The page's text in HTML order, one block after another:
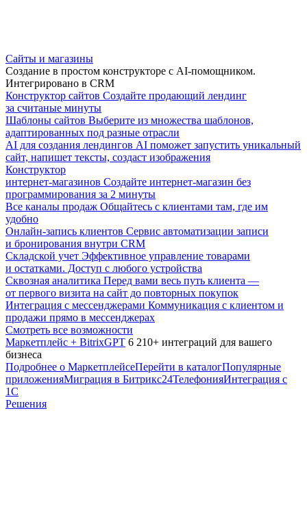
Сайты и магазины
Создание в простом конструкторе с AI-помощником.
Интегрировано в CRM
Конструктор сайтов Создайте продающий лендинг
за считаные минуты
Шаблоны сайтов Выберите из множества шаблонов,
адаптированных под разные отрасли
AI для создания лендингов AI поможет запустить уникальный
сайт, напишет тексты, создаст изображения
Конструктор
интернет-магазинов Создайте интернет-магазин без
программирования за 2 минуты
Все каналы продаж Общайтесь с клиентами там, где им
удобно
Онлайн-запись клиентов Сервис автоматизации записи
и бронирования внутри CRM
Складской учет Эффективное управление товарами
и остатками. Доступ с любого устройства
Сквозная аналитика Перед вами весь путь клиента —
от первого визита на сайт до повторных покупок
Интеграция с мессенджерами Коммуникация с клиентом и
продажи прямо в мессенджерах
Смотреть все возможности
Маркетплейс + BitrixGPT 6 210+ интеграций для вашего
бизнеса
Подробнее о МаркетплейсеПерейти в каталогПопулярные
приложенияМиграция в Битрикс24ТелефонияИнтеграция с
1С
Решения